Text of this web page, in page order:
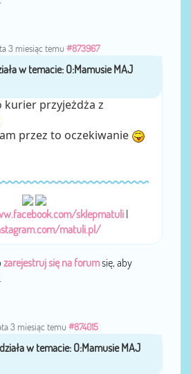
3 miesiąc temu #873967
Anabelle
kurier przyjeżdża z
przez to oczekiwanie
sklepmatuli |
matuli.pl/
zarejestruj się na forumsię, aby
3 miesiąc temu #874015
paninka87